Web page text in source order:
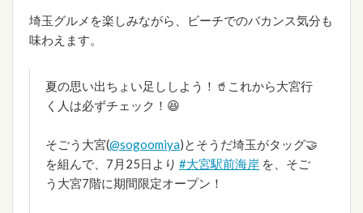
埼玉グルメを楽しみながら、ビーチでのバカンス気分も
味わえます。
夏の思い出ちょい足ししよう！🥤これから大宮行
く人は必ずチェック！😆
そごう大宮(@sogoomiya)とそうだ埼玉がタッグ🤝
を組んで、7月25日より #大宮駅前海岸 を、そご
う大宮7階に期間限定オープン！